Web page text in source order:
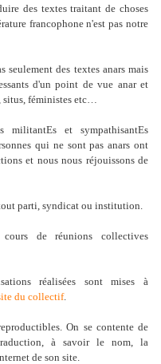
des textes traitant de choses
francophone n'est pas notre
seulement des textes anars mais
d'un point de vue anar et
situs, féministes etc…
militantEs et sympathisantEs
qui ne sont pas anars ont
et nous nous réjouissons de
parti, syndicat ou institution.
de réunions collectives
réalisées sont mises à
du collectif.
On se contente de
à savoir le nom, la
de son site.